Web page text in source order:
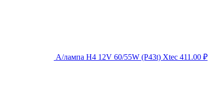
А/лампа H4 12V 60/55W (P43t) Xtec 411.00 ₽